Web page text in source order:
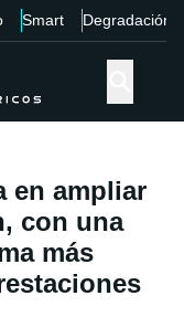
Smart Degradación
en ampliar
con una
más